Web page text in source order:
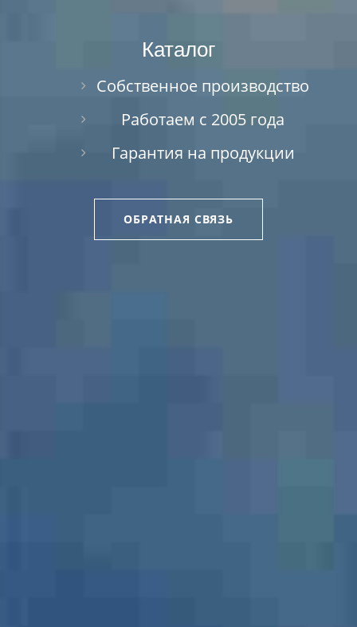
Каталог
Собственное производство
Работаем с 2005 года
Гарантия на продукции
ОБРАТНАЯ СВЯЗЬ